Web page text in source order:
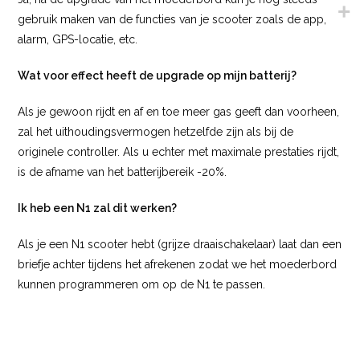
gebruik maken van de functies van je scooter zoals de app,
alarm, GPS-locatie, etc.
Wat voor effect heeft de upgrade op mijn batterij?
Als je gewoon rijdt en af ​​en toe meer gas geeft dan voorheen,
zal het uithoudingsvermogen hetzelfde zijn als bij de
originele controller. Als u echter met maximale prestaties rijdt,
is de afname van het batterijbereik -20%.
Ik heb een N1 zal dit werken?
Als je een N1 scooter hebt (grijze draaischakelaar) laat dan een
briefje achter tijdens het afrekenen zodat we het moederbord
kunnen programmeren om op de N1 te passen.